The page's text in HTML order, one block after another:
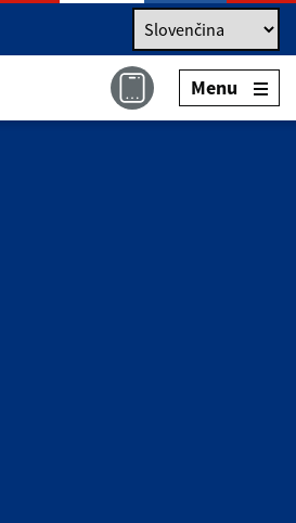
Slovenčina
Menu
Menu